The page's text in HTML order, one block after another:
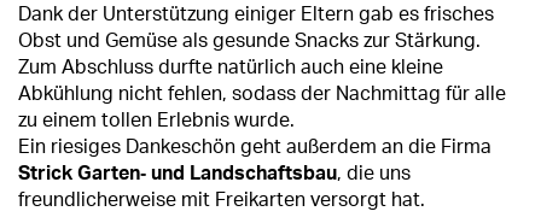
Dank der Unterstützung einiger Eltern gab es frisches
Obst und Gemüse als gesunde Snacks zur Stärkung.
Zum Abschluss durfte natürlich auch eine kleine
Abkühlung nicht fehlen, sodass der Nachmittag für alle
zu einem tollen Erlebnis wurde.
Ein riesiges Dankeschön geht außerdem an die Firma
Strick Garten‑ und Landschaftsbau, die uns
freundlicherweise mit Freikarten versorgt hat.